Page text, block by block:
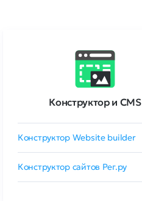
Конструктор и CMS
Конструктор Website builder
Конструктор сайтов Рег.ру